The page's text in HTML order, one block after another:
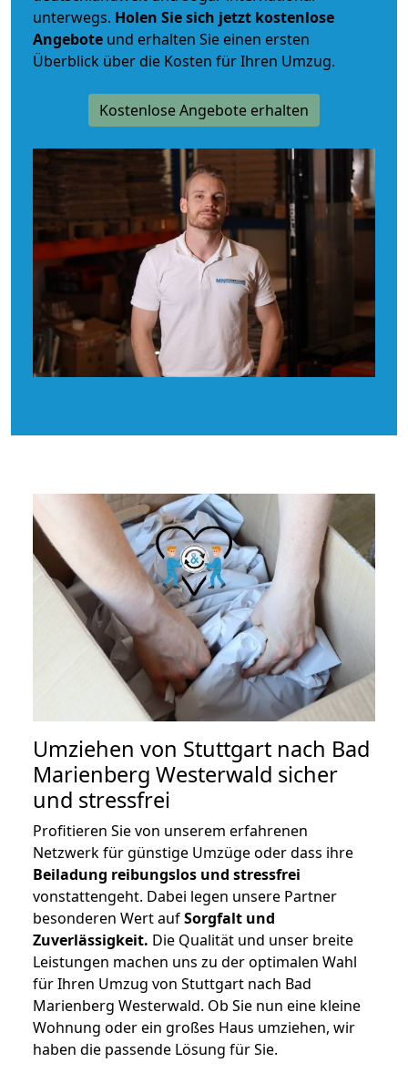
unterwegs. Holen Sie sich jetzt kostenlose
Angebote und erhalten Sie einen ersten
Überblick über die Kosten für Ihren Umzug.
Kostenlose Angebote erhalten
Umziehen von Stuttgart nach Bad
Marienberg Westerwald sicher
und stressfrei
Profitieren Sie von unserem erfahrenen
Netzwerk für günstige Umzüge oder dass ihre
Beiladung reibungslos und stressfrei
vonstattengeht. Dabei legen unsere Partner
besonderen Wert aufSorgfalt und
Zuverlässigkeit. Die Qualität und unser breite
Leistungen machen uns zu der optimalen Wahl
für Ihren Umzug von Stuttgart nach Bad
Marienberg Westerwald. Ob Sie nun eine kleine
Wohnung oder ein großes Haus umziehen, wir
haben die passende Lösung für Sie.